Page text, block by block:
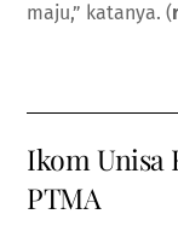
maju,” katanya. (
Ikom Unisa
PTMA